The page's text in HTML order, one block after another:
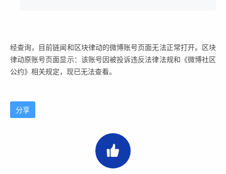
经查询，目前链闻和区块律动的微博账号页面无法正常打开。区块
律动原账号页面显示：该账号因被投诉违反法律法规和《微博社区
公约》相关规定，现已无法查看。
分享